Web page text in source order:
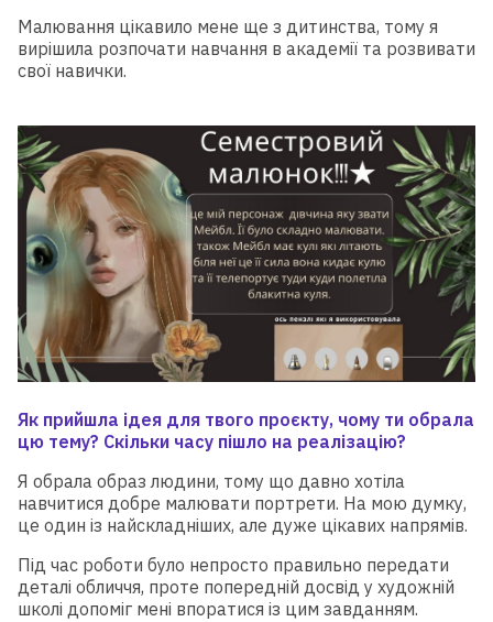
Малювання цікавило мене ще з дитинства, тому я
вирішила розпочати навчання в академії та розвивати
свої навички.
Як прийшла ідея для твого проєкту, чому ти обрала
цю тему? Скільки часу пішло на реалізацію?
Я обрала образ людини, тому що давно хотіла
навчитися добре малювати портрети. На мою думку,
це один із найскладніших, але дуже цікавих напрямів.
Під час роботи було непросто правильно передати
деталі обличчя, проте попередній досвід у художній
школі допоміг мені впоратися із цим завданням.